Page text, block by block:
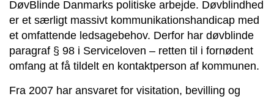
DøvBlinde Danmarks politiske arbejde. Døvblindhed
er et særligt massivt kommunikationshandicap med
et omfattende ledsagebehov. Derfor har døvblinde
paragraf § 98 i Serviceloven – retten til i fornødent
omfang at få tildelt en kontaktperson af kommunen.
Fra 2007 har ansvaret for visitation, bevilling og